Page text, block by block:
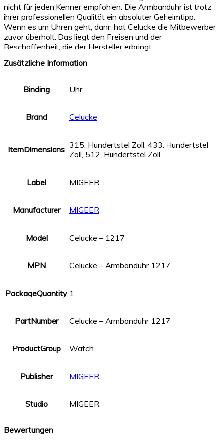
nicht für jeden Kenner empfohlen. Die Armbanduhr ist trotz
ihrer professionellen Qualität ein absoluter Geheimtipp.
Wenn es um Uhren geht, dann hat Celucke die Mitbewerber
zuvor überholt. Das liegt den Preisen und der
Beschaffenheit, die der Hersteller erbringt.
Zusätzliche Information
Binding Uhr
Brand Celucke
ItemDimensions 315, Hundertstel Zoll, 433, Hundertstel
Zoll, 512, Hundertstel Zoll
Label MIGEER
Manufacturer MIGEER
Model Celucke – 1217
MPN Celucke – Armbanduhr 1217
PackageQuantity 1
PartNumber Celucke – Armbanduhr 1217
ProductGroup Watch
Publisher MIGEER
Studio MIGEER
Bewertungen